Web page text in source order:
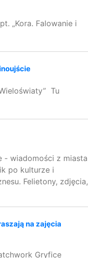
„Kora. Falowanie i
Tu
- wiadomości z miasta
po kulturze i
Felietony, zdjęcia,
na zajęcia
Gryfice